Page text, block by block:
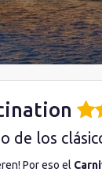
de los
Por eso el